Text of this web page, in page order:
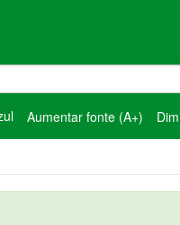
Aumentar fonte (A+)